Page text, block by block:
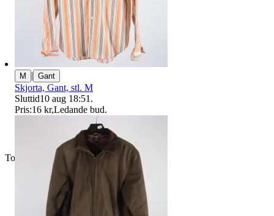
Toppsäljare
M | Gant
Skjorta, Gant, stl. M
Sluttid10 aug 18:51 .
Pris:16 kr,Ledande bud.